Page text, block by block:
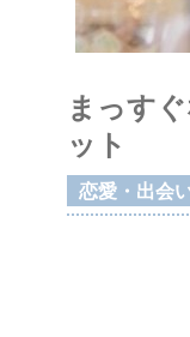
まっす
ット
恋愛・出会